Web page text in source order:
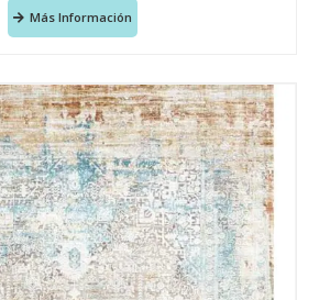
Más Información